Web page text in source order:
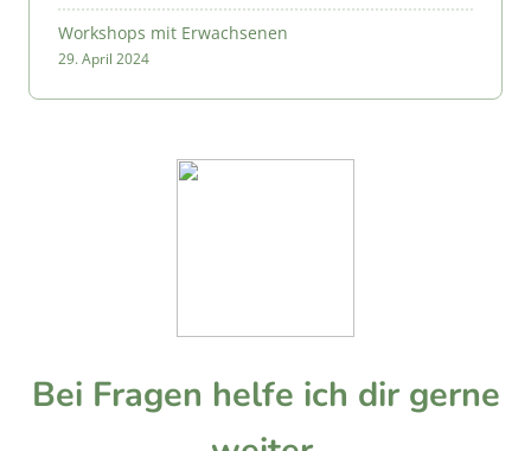
Workshops mit Erwachsenen
29. April 2024
Bei Fragen helfe ich dir gerne